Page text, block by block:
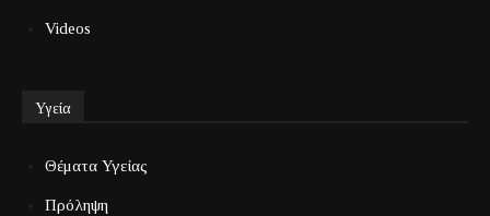
Videos
Υγεία
Θέματα Υγείας
Πρόληψη